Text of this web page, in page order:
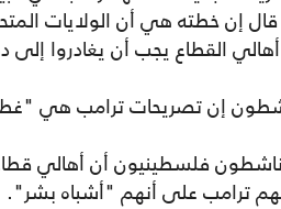
قال إن خطته هي أن الولايات
القطاع يجب أن يغادروا إلى
إن تصريحات ترامب هي
فلسطينيون أن أهالي
ترامب على أنهم "أشباه بشر".